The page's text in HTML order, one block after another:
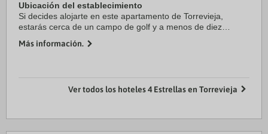
Ubicación del establecimiento
Si decides alojarte en este apartamento de Torrevieja,
estarás cerca de un campo de golf y a menos de diez
Playa La Zenia. Además, este apartamento ...
Más información.
Ver todos los hoteles 4 Estrellas en Torrevieja